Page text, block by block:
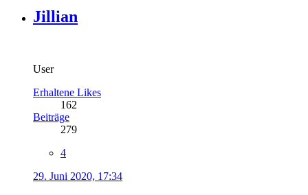
Jillian
User
Erhaltene Likes
162
Beiträge
279
4
29. Juni 2020, 17:34